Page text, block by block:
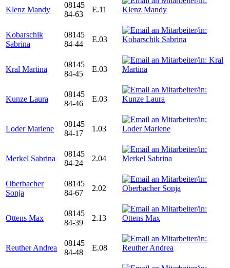
Klenz Mandy
08145
84-63
E.11
Kobarschik
Sabrina
08145
84-44
E.03
Kral Martina
08145
84-45
E.03
Kunze Laura
08145
84-46
E.03
Loder Marlene
08145
84-17
1.03
Merkel Sabrina
08145
84-24
2.04
Oberbacher
Sonja
08145
84-67
2.02
Ottens Max
08145
84-39
2.13
Reuther Andrea
08145
84-48
E.08